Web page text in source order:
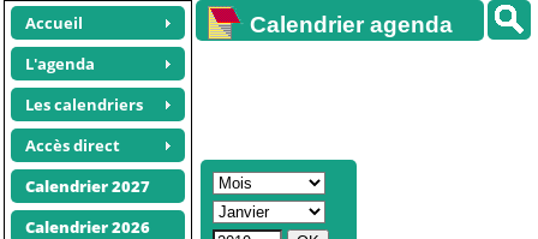
Accueil
L'agenda
Les calendriers
Accès direct
Calendrier 2027
Calendrier 2026
Calendrier agenda